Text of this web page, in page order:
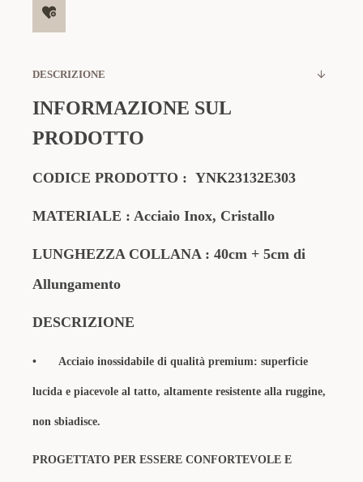
DESCRIZIONE
INFORMAZIONE SUL
PRODOTTO
CODICE PRODOTTO : YNK23132E303
MATERIALE : Acciaio Inox, Cristallo
LUNGHEZZA COLLANA : 40cm + 5cm di
Allungamento
DESCRIZIONE
• Acciaio inossidabile di qualità premium: superficie
lucida e piacevole al tatto, altamente resistente alla ruggine,
non sbiadisce.
PROGETTATO PER ESSERE CONFORTEVOLE E